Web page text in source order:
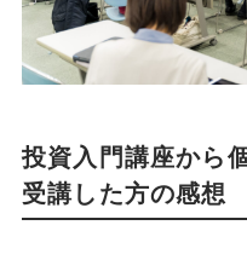
投資入門講座から
受講した方の感想